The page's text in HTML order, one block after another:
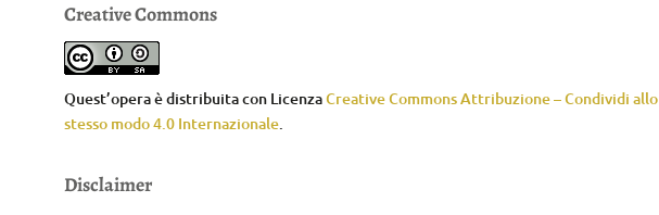
Creative Commons
Quest’opera è distribuita con LicenzaCreative Commons Attribuzione – Condividi allo
stesso modo 4.0 Internazionale.
Disclaimer